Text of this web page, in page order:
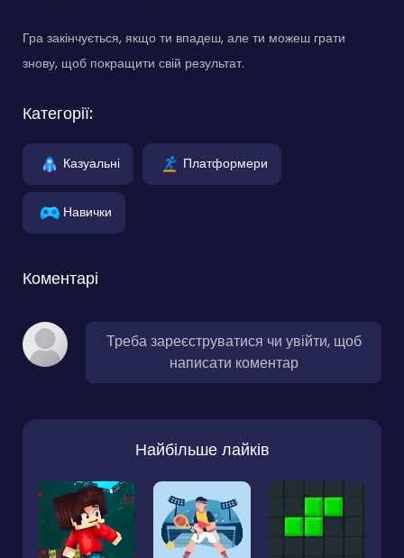
Гра закінчується, якщо ти впадеш, але ти можеш грати
знову, щоб покращити свій результат.
Категорії:
Казуальні Платформери
Навички
Коментарі
Треба зареєструватися чи увійти, щоб
написати коментар
Найбільше лайків